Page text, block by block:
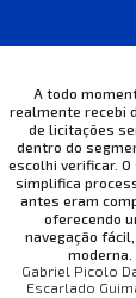
A todo
realmente recebi
de licitações
dentro do
escolhi verificar.
simplifica
antes eram
oferecendo
navegação
moderna.
Gabriel Picolo
Escarlado